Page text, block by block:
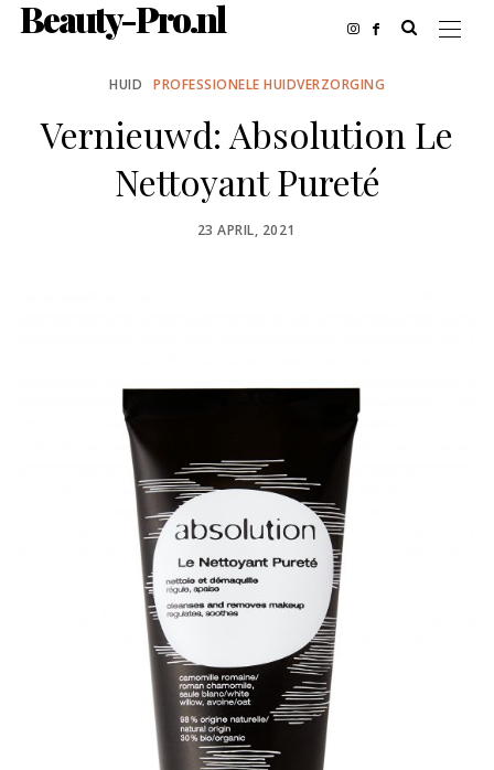
Beauty-Pro.nl
HUID PROFESSIONELE HUIDVERZORGING
Vernieuwd: Absolution Le
Nettoyant Pureté
POSTED
23 APRIL, 2021